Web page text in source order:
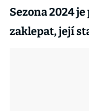
Sezona 2024
zaklepat, její